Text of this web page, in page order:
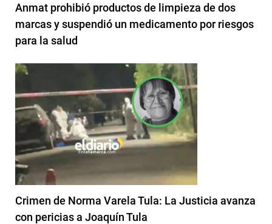
Anmat prohibió productos de limpieza de dos
marcas y suspendió un medicamento por riesgos
para la salud
Crimen de Norma Varela Tula: La Justicia avanza
con pericias a Joaquín Tula